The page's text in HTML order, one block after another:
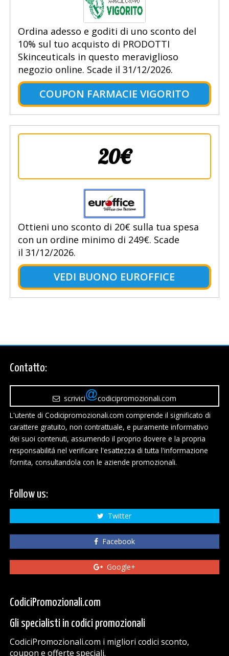
Ordina adesso e goditi di uno sconto del
10% sul tuo acquisto di PRODOTTI
Skinceuticals in questo meraviglioso
negozio online. Scade il 31/12/2026.
COUPON FARMACIE VIGORITO
20€
Ottieni uno sconto di 20€ sulla tua spesa
con un ordine minimo di 249€. Scade
il 31/12/2026.
VEDI BUONO EUROFFICE
Contatto:
scrivici
codicipromozionali.com
L'utente di Codicipromozionali.com comprende il significato di
carattere gratuito, non contrattuale, e puramente informativo
dei suoi contenuti, assumendo il proprio dovere e la propria
responsabilitá nel verificare l'esattezza di tutta l'informazione
fornita, consultandola con le aziende promozionali.
Follow us:
Twitter
Facebook
Google+
CodiciPromozionali.com
Gli specialisti in codici promozionali
CodiciPromozionali.com i migliori codici sconto,
coupon e offerte speciali.